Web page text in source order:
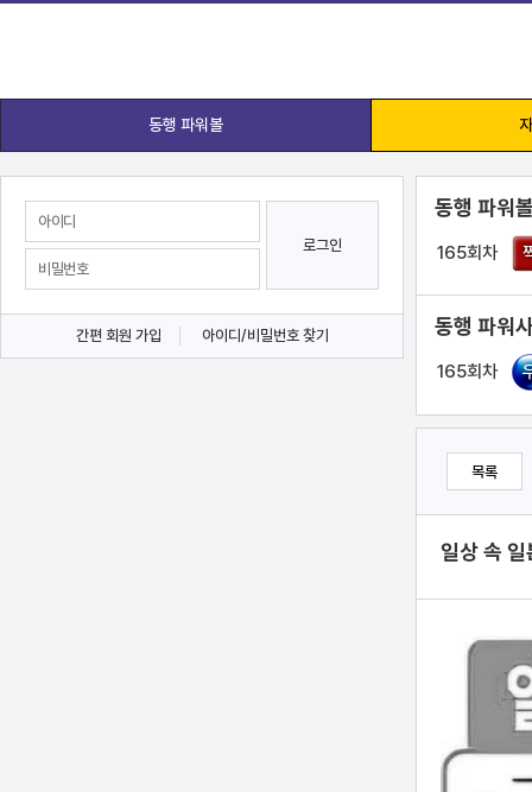
동행 파워볼
로그인
간편 회원 가입 아이디/비밀번호 찾기
동행 파워
165회차
동행 파워
165회차
목록
일상 속